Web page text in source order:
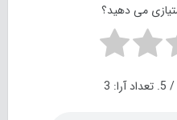
می دهید؟
/ 5. تعداد آرا: 3